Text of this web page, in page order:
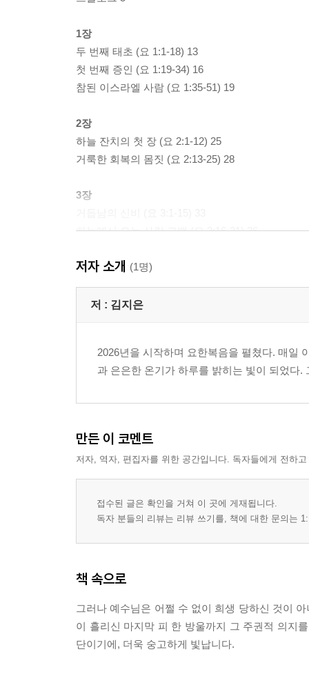
1장
두 번째 태초 (요 1:1-18) 13
첫 번째 증인 (요 1:19-34) 16
참된 이스라엘 사람 (요 1:35-51) 19
2장
하늘 잔치의 첫 장 (요 2:1-12) 25
거룩한 회복의 몸짓 (요 2:13-25) 28
3장
하늘에서 오는 사랑 고백 (요 3:16-21) 36
4장
우물가의 만남 (요 4:1-14) 43
공간 너머, 시간 속에서 (요 4:43-54) 51
사람의 영광에 가려진 하늘의 증언 (5:31-47) 63
6장
결핍의 땅에 내린 하늘의 풍성함 (6:1-15) 69
풍랑 속에서 배우는 믿음 (6:16-29) 72
떠나는 이들과 남겨진 고백 (6:60-71) 82
7장
시간의 구속 (7:1-13) 87
하늘의 지혜와 세상의 지식,
저자 소개 (1명)
저 : 김지은
2026년을 시작하며 요한복음을 펼쳤다. 매일
과 은은한 온기가 하루를 밝히는 빛이 되었다
만든 이 코멘트
저자, 역자, 편집자를 위한 공간입니다. 독자들에게 전하
접수된 글은 확인을 거쳐 이 곳에 게재됩니다.
독자 분들의 리뷰는 리뷰 쓰기를, 책에 대한 문의는
책 속으로
그러나 예수님은 어쩔 수 없이 희생 당하신 것이
이 흘리신 마지막 피 한 방울까지 그 주권적 의지
단이기에, 더욱 숭고하게 빛납니다.